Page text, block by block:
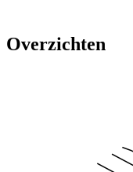
Overzichten